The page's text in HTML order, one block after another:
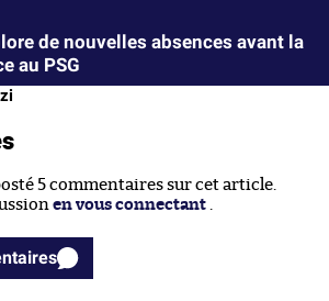
de nouvelles absences avant la
au PSG
5 commentaires sur cet article.
en vous connectant